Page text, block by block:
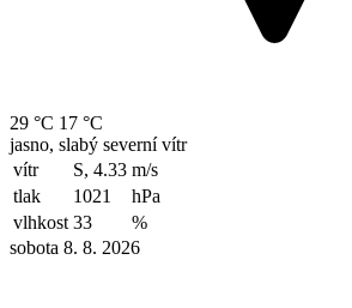
29 °C 17 °C
jasno, slabý severní vítr
vítr
S, 4.33 m/s
tlak
1021
hPa
vlhkost 33
%
sobota 8. 8. 2026